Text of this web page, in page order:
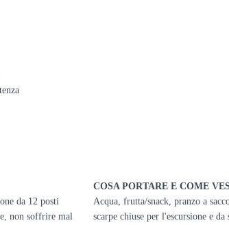
da 12 posti
non soffrire mal
COSA PORTARE E COME
Acqua, frutta/snack, pranzo a
scarpe chiuse per l'escursione e da